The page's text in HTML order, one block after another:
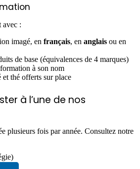
avec :
imagé, en français, en anglais ou en
de base (équivalences de 4 marques)
à son nom
thé offerts sur place
à l’une de nos
plusieurs fois par année. Consultez notre